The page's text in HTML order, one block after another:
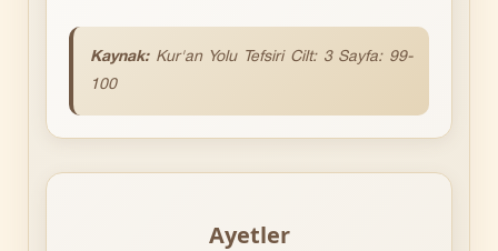
Kaynak: Kur'an Yolu Tefsiri Cilt: 3 Sayfa: 99-
100
Ayetler